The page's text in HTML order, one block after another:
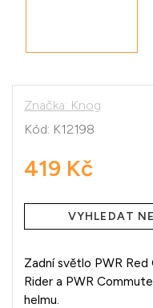
Značka: Knog
Kód: K12198
419 Kč
cena:
VYHLEDAT
Zadní světlo PWR
Rider a PWR
helmu.